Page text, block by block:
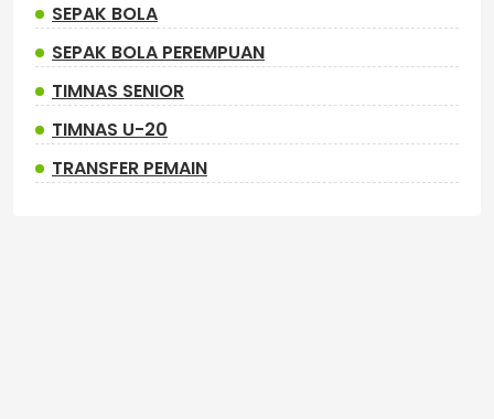
SEPAK BOLA
SEPAK BOLA PEREMPUAN
TIMNAS SENIOR
TIMNAS U-20
TRANSFER PEMAIN